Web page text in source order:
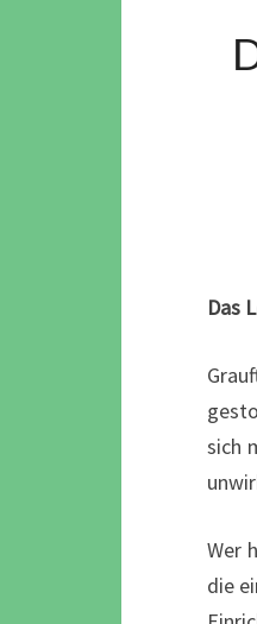
Das
sich
Wer
die